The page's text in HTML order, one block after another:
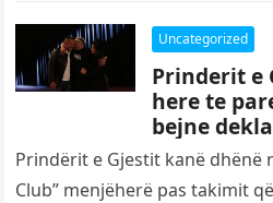
Uncategorized
Prinderit e
here te
bejne
per
kerkojme…
Prindërit e Gjestit kanë dhënë
Club” menjëherë pas takimit